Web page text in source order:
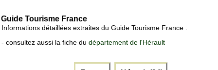
Guide Tourisme France
Informations détaillées extraites du Guide Tourisme France :
- consultez aussi la fiche du département de l'Hérault